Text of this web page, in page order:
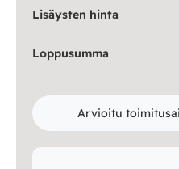
Lisäysten hinta
Loppusumma
Arvioitu